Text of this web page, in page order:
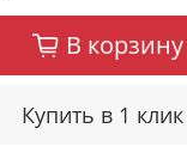
В корзину
Купить в 1 клик